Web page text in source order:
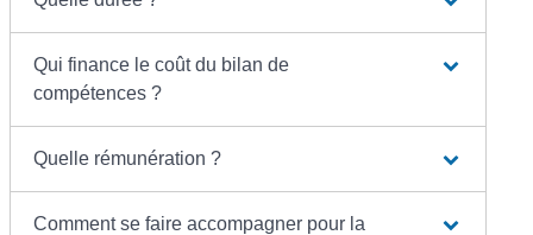
Qui finance le coût du bilan de
compétences ?
Quelle rémunération ?
Comment se faire accompagner pour la